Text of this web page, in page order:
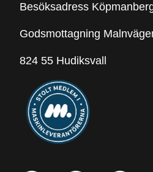
Besöksadress
Godsmottagning
824 55 Hudiksvall